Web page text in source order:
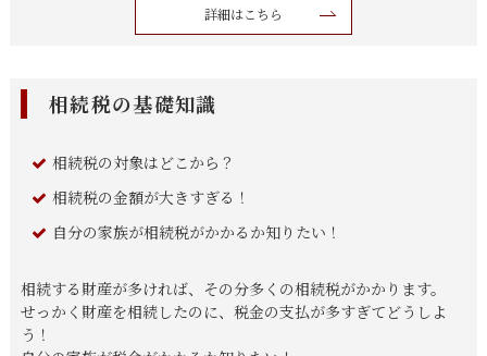
詳細はこちら
相続税の基礎知識
相続税の対象はどこから？
相続税の金額が大きすぎる！
自分の家族が相続税がかかるか知りたい！
相続する財産が多ければ、その分多くの相続税がかかります。
せっかく財産を相続したのに、税金の支払が多すぎてどうしよ
う！